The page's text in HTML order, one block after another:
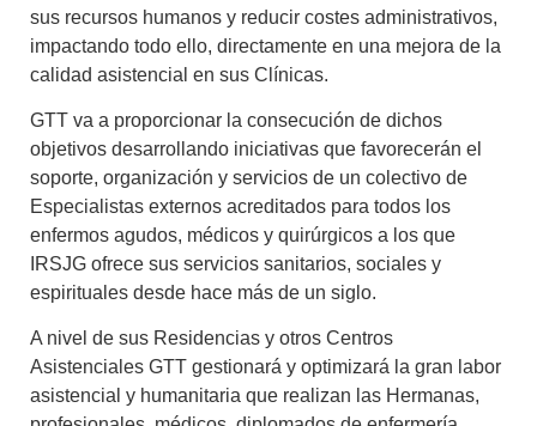
sus recursos humanos y reducir costes administrativos,
impactando todo ello, directamente en una mejora de la
calidad asistencial en sus Clínicas.
GTT va a proporcionar la consecución de dichos
objetivos desarrollando iniciativas que favorecerán el
soporte, organización y servicios de un colectivo de
Especialistas externos acreditados para todos los
enfermos agudos, médicos y quirúrgicos a los que
IRSJG ofrece sus servicios sanitarios, sociales y
espirituales desde hace más de un siglo.
A nivel de sus Residencias y otros Centros
Asistenciales GTT gestionará y optimizará la gran labor
asistencial y humanitaria que realizan las Hermanas,